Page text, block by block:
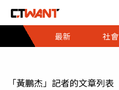
最新
社會
「黃鵬杰」記者的文章列表